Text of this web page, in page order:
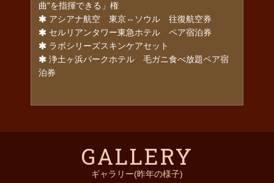
曲"を指揮できる」権
アシアナ航空 東京⇔ソウル 往復航空券
セルリアンタワー東急ホテル ペア宿泊券
ラボシリーズスキンケアセット
浄土ヶ浜パークホテル 毛ガニ食べ放題ペア宿
泊券
GALLERY
ギャラリー(昨年の様子)